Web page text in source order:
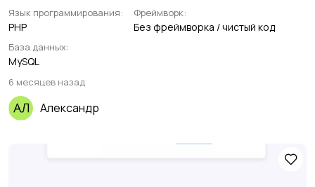
Язык программирования:
PHP
Фреймворк:
Без фреймворка / чистый код
База данных:
MySQL
6 месяцев назад
Александр